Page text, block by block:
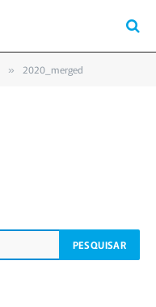
» 2020_merged